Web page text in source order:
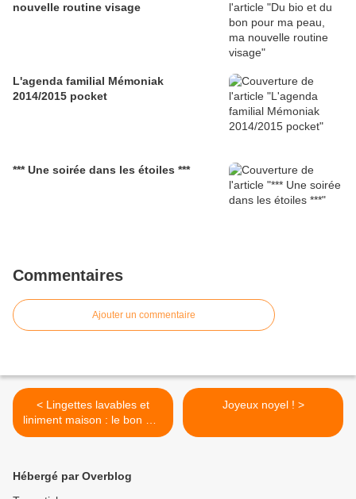
nouvelle routine visage
L'agenda familial Mémoniak
2014/2015 pocket
*** Une soirée dans les étoiles ***
Commentaires
Ajouter un commentaire
< Lingettes lavables et
liniment maison : le bon mix
! ( cadeau à gagner !!! )
Joyeux noyel ! >
Hébergé par Overblog